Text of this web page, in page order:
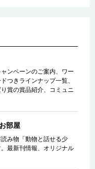
ンペーンのご案内、ワー
つきラインナップ一覧、
賞の賞品紹介、コミュニ
部屋
み物「動物と話せる少
最新刊情報、オリジナル